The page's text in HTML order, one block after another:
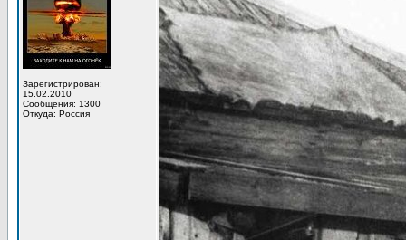
Зарегистрирован:
15.02.2010
Сообщения: 1300
Откуда: Россия